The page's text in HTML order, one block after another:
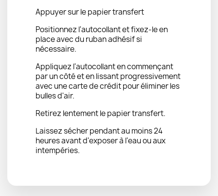
Appuyer sur le papier transfert
Positionnez l'autocollant et fixez-le en
place avec du ruban adhésif si
nécessaire.
Appliquez l'autocollant en commençant
par un côté et en lissant progressivement
avec une carte de crédit pour éliminer les
bulles d'air.
Retirez lentement le papier transfert.
Laissez sécher pendant au moins 24
heures avant d'exposer à l'eau ou aux
intempéries.